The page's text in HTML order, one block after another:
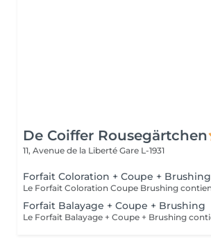
De Coiffer Rousegärtchen
11, Avenue de la Liberté Gare L-1931
Forfait Coloration + Coupe + Brushing
Forfait Balayage + Coupe + Brushing